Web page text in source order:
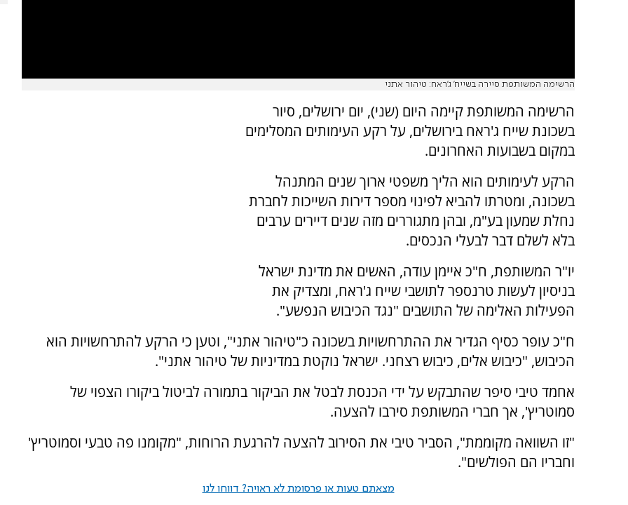
הרשימה המשותפת סיירה בשייח' ג'ראח: טיהור אתני
הרשימה המשותפת קיימה היום (שני), יום ירושלים, סיור
בשכונת שייח ג'ראח בירושלים, על רקע העימותים המסלימים
במקום בשבועות האחרונים.
הרקע לעימותים הוא הליך משפטי ארוך שנים המתנהל
בשכונה, ומטרתו להביא לפינוי מספר דירות השייכות לחברת
נחלת שמעון בע"מ, ובהן מתגוררים מזה שנים דיירים ערבים
בלא לשלם דבר לבעלי הנכסים.
יו"ר המשותפת, ח"כ איימן עודה, האשים את מדינת ישראל
בניסיון לעשות טרנספר לתושבי שייח ג'ראח, ומצדיק את
הפעילות האלימה של התושבים "נגד הכיבוש הנפשע".
ח"כ עופר כסיף הגדיר את ההתרחשויות בשכונה כ"טיהור אתני", וטען כי הרקע להתרחשויות הוא
הכיבוש, "כיבוש אלים, כיבוש רצחני. ישראל נוקטת במדיניות של טיהור אתני".
אחמד טיבי סיפר שהתבקש על ידי הכנסת לבטל את הביקור בתמורה לביטול ביקורו הצפוי של
סמוטריץ', אך חברי המשותפת סירבו להצעה.
"זו השוואה מקוממת", הסביר טיבי את הסירוב להצעה להרגעת הרוחות, "מקומנו פה טבעי וסמוטריץ'
וחבריו הם הפולשים".
מצאתם טעות או פרסומת לא ראויה? דווחו לנו